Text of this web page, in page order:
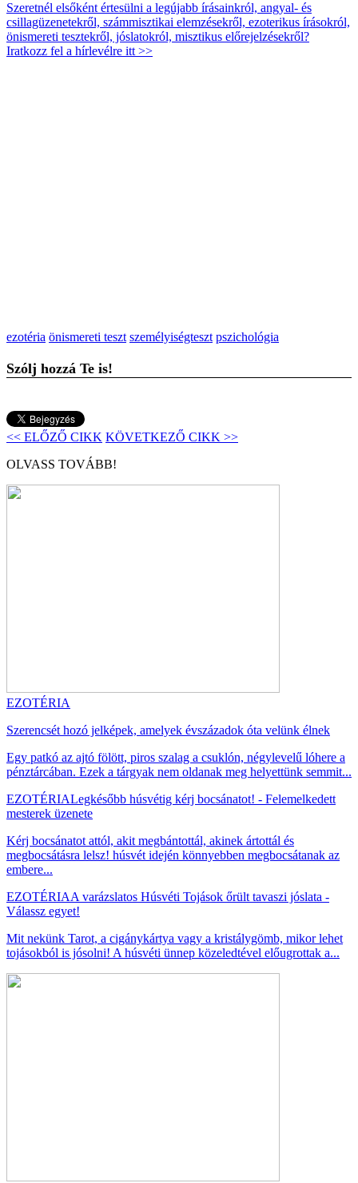
Szeretnél elsőként értesülni a legújabb írásainkról, angyal- és
csillagüzenetekről, számmisztikai elemzésekről, ezoterikus írásokról,
önismereti tesztekről, jóslatokról, misztikus előrejelzésekről?
Iratkozz fel a hírlevélre itt >>
ezotéria önismereti teszt személyiségteszt pszichológia
Szólj hozzá Te is!
<< ELŐZŐ CIKK KÖVETKEZŐ CIKK >>
OLVASS TOVÁBB!
EZOTÉRIA
Szerencsét hozó jelképek, amelyek évszázadok óta velünk élnek
Egy patkó az ajtó fölött, piros szalag a csuklón, négylevelű lóhere a
pénztárcában. Ezek a tárgyak nem oldanak meg helyettünk semmit...
EZOTÉRIALegkésőbb húsvétig kérj bocsánatot! - Felemelkedett
mesterek üzenete
Kérj bocsánatot attól, akit megbántottál, akinek ártottál és
megbocsátásra lelsz! húsvét idején könnyebben megbocsátanak az
embere...
EZOTÉRIAA varázslatos Húsvéti Tojások őrült tavaszi jóslata -
Válassz egyet!
Mit nekünk Tarot, a cigánykártya vagy a kristálygömb, mikor lehet
tojásokból is jósolni! A húsvéti ünnep közeledtével előugrottak a...